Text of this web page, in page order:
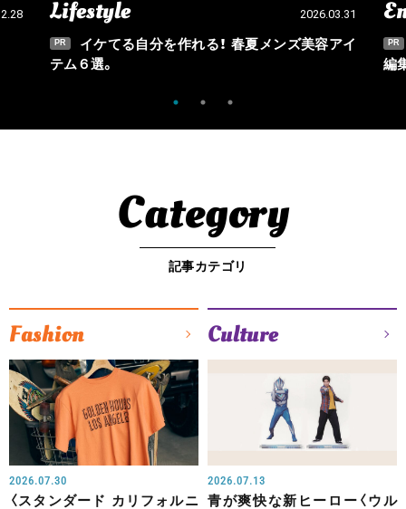
Lifestyle 2026.03.31
PR
イケてる自分を作れる！ 春夏メンズ美容アイ
テム６選。
PR
編
Category
記事カテゴリ
Fashion
2026.07.30
〈スタンダード カリフォルニ
Culture
2026.07.13
青が爽快な新ヒーロー〈ウル